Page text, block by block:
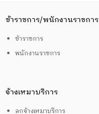
ข้าราชการ/พนักงานราชการ
ข้าราชการ
พนักงานราชการ
จ้างเหมาบริการ
ลูกจ้างเหมาบริการ